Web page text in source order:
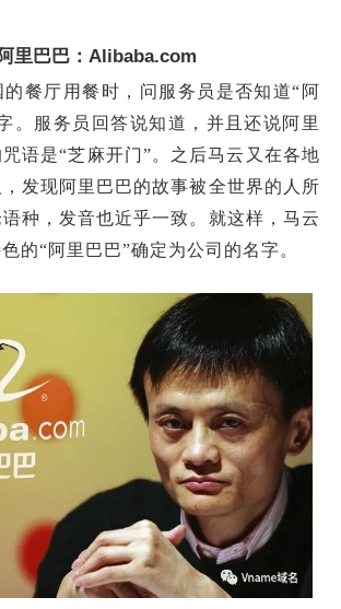
里巴巴：Alibaba.com
餐厅用餐时， 问服务员是否知道“ 阿
。服务员回答说知道，并且还说阿里
语是“芝麻开门”。之后马云又在各地
发现阿里巴巴的故事被全世界的人所
种，发音也近乎一致。 就这样，马云
的“阿里巴巴”确定为公司的名字。